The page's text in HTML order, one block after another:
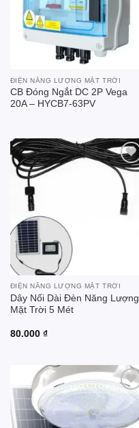
ĐIỆN NĂNG LƯỢNG MẶT TRỜI
CB Đóng Ngắt DC 2P Vega
20A – HYCB7-63PV
Add to
wishlist
ĐIỆN NĂNG LƯỢNG MẶT TRỜI
Dây Nối Dài Đèn Năng Lượng
Mặt Trời 5 Mét
80.000 ₫
Add to
wishlist